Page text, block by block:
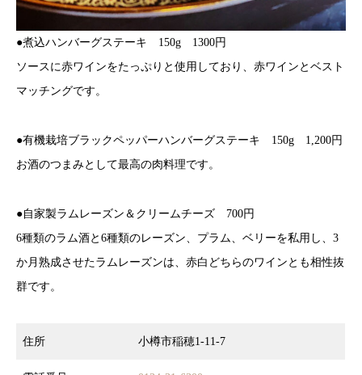
●煮込ハンバーグステーキ 150g 1300円
ソースに赤ワインをたっぷりと使用しており、赤ワインとベスト
マッチングです。
●有機栽培ブラックペッパーハンバーグステーキ 150g 1,200円
お酒のつまみとして最高の肉料理です。
●自家製ラムレーズン＆クリームチーズ 700円
6種類のラム酒と6種類のレーズン、プラム、ベリーを私用し、3
か月熟成させたラムレーズンは、赤白どちらのワインとも相性抜
群です。
住所 小樽市稲穂1-11-7